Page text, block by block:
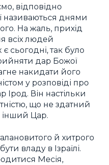
відповідно
називаються днями
На жаль, прихід
всіх людей
сьогодні, так було
дар Божої
накидати його
у розповіді про
Він настільки
що не здатний
Цар.
й хитрого
владу в Ізраїлі.
Месія,